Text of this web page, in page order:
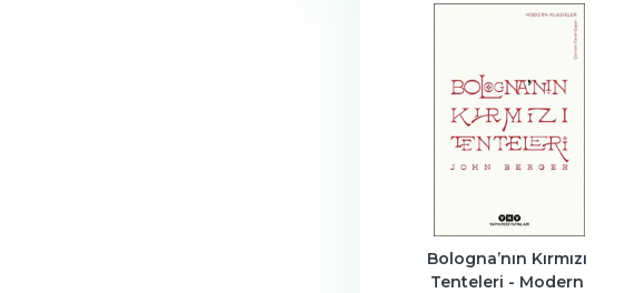
Bologna’nın Kırmızı
Tenteleri - Modern